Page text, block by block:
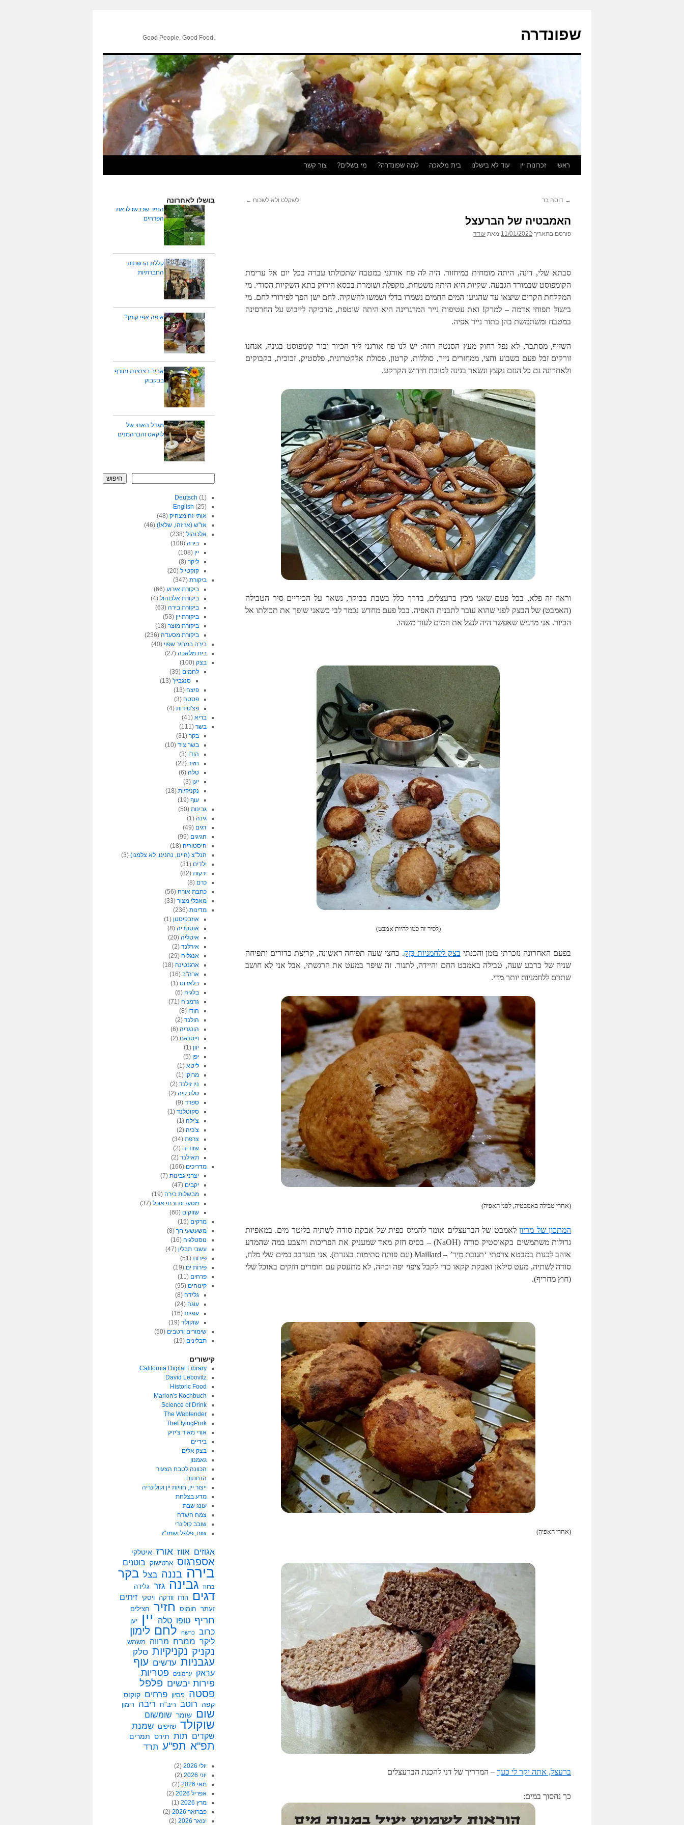
שפונדרה .Good People, Good Food
ראשי זכרונות יין עוד לא בישלנו בית מלאכה למה שפונדרה? מי בשלים? צור קשר
→ דוסה בר לשקלט ולא לשכוח ←
האמבטיה של הברעצל
פורסם בתאריך 11/01/2022 מאת עודד
סבתא שלי, דינה, היתה מומחית במיחזור. היה לה פח אורגני במטבח שתכולתו עברה בכל יום אל ערימת
הקומפוסט שבמורד הגבעה. שקיות היא היתה משטחת, מקפלת ושומרת בכסא הירוק בתא השקיות הסודי. מי
המקלחת הקרים שיצאו עד שהגיעו המים החמים נשמרו בדלי ושמשו להשקיה. לחם ישן הפך לפירורי לחם. מי
בישול תפוחי אדמה – למרק! ואת עטיפות נייר המרגרינה היא היתה שוטפת, מדביקה לייבוש על החרסינה
במטבח ומשתמשת בהן בתור נייר אפיה.
השזיף, מסתבר, לא נפל רחוק מעץ הסנטה רוזה: יש לנו פח אורגני ליד הכיור ובור קומפוסט בגינה, אנחנו
זורקים זבל פעם בשבוע וחצי, ממחזרים נייר, סוללות, קרטון, פסולת אלקטרונית, פלסטיק, זכוכית, בקבוקים
ולאחרונה גם כל הגזם נקצץ ונשאר בגינה לטובת חידוש הקרקע.
וראה זה פלא, בכל פעם שאני מכין ברעצלים, בדרך כלל בשבת בבוקר, נשאר על הכיריים סיר הטבילה
(האמבט) של הבצק לפני שהוא עובר לתבנית האפיה. בכל פעם מחדש נכמר לבי כשאני שופך את תכולתו אל
הכיור. אני מרגיש שאפשר היה לנצל את המים לעוד משהו.
(לסיר זה כמו להיות אמבט)
בפעם האחרונה נזכרתי בזמן והכנתי בצק ללחמניות בָּזָק. כחצי שעה תפיחה ראשונה, קריצת כדורים ותפיחה
שניה של כרבע שעה, טבילה באמבט החם והיידה, לתנור. זה שיפר במעט את הרגשתי, אבל אני לא חושב
שתרם ללחמניות יותר מדי.
(אחרי טבילה באמבטיה, לפני האפיה)
המתכון של מריוןלאמבט של הברעצלים אומר להמיס כפית של אבקת סודה לשתיה בליטר מים. במאפיות
גדולות משתמשים בקאוסטיק סודה (NaOH) – בסיס חזק מאד שמעניק את הפריכות והצבע במה שהמדע
אוהב לכנות במבטא צרפתי ‘תגובת מָיָר’ – Maillard (וגם פותח סתימות בצנרת). אני מערבב במים שלי מלח,
סודה לשתיה, מעט סילאן ואבקת קקאו כדי לקבל ציפוי יפה וכהה, לא מתעסק עם חומרים חזקים באוכל שלי
(חוץ מחריף).
(אחרי האפיה)
ברעצל, אתה יקר לי כעך – המדריך של דני להכנת הברעצלים
כך נחסוך במים:
בושלו לאחרונה
הנזיר שכבשו לו את
הפרחים
קללת הרשתות
החברתיות
איפה אפי קומן?
אביב בצנצנת וחורף
בבקבוק
מגדל האנוי של
לוקאס והברהמנים
חיפוש
Deutsch (1)
English (25)
אותי זה מצחיק(48)
אז"ש (אז זהו, שלא!)(46)
אלכוהול(238)
בירה (108)
יין (108)
ליקר (8)
קוקטייל (20)
ביקורת(347)
ביקורת אירוע (66)
ביקורת אלכוהול (4)
ביקורת בירה (63)
ביקורת יין (53)
ביקורת מוצר (18)
ביקורת מסעדה (236)
בירה במחיר שפוי (40)
בית מלאכה(27)
בצק(100)
לחמים (39)
סנגביץ'(13)
פיצה (13)
פסטה (3)
פצ'טידות (4)
בריא(41)
בשר(111)
בקר (31)
בשר ציד (10)
הודו (3)
חזיר (22)
טלה (6)
יען (3)
נקניקיות (18)
עוף (19)
גבינות(50)
גינה(1)
דגים (49)
הגיגים (99)
היסטוריה(18)
הנל"צ (היינו, נהנינו, לא צלמנו)(3)
ילדים (31)
ירקות(82)
כרם (8)
כתבת אורח (56)
מאכלי מצור(33)
מדינות(236)
אוזבקיסטן (1)
אוסטריה (8)
איטליה (20)
אירלנד (2)
אנגליה (29)
ארגנטינה (18)
ארה"ב (16)
בלארוס (1)
בלגיה (6)
גרמניה (71)
הודו (8)
הולנד (2)
הונגריה (6)
וייטנאם (2)
יוון (1)
יפן (5)
ליטא (1)
מרוקו (1)
ניו זילנד (2)
סלובקיה (2)
ספרד (9)
סקוטלנד (1)
צ'ילה (1)
צ'כיה (2)
צרפת (34)
שוודיה (2)
תאילנד (2)
מדריכים (166)
יצרני גבינות (7)
יקבים (47)
מבשלות בירה (19)
מסעדות ובתי אוכל (37)
שווקים (60)
מרקים (15)
משעשעי חך(8)
נוסטלגיה(16)
עשבי תבלין (47)
פירות(51)
פירות ים (19)
פרחים (11)
קינוחים (95)
גלידה (8)
עוגה (24)
עוגיות (16)
שוקולד (19)
שימורים ורטבים (50)
תבלינים (19)
קישורים
California Digital Library
David Lebovitz
Historic Food
Marion's Kochbuch
Science of Drink
The Webtender
TheFlyingPork
אורי מאיר צ'יזיק
בידיים
בצק אלים
גאמנון
הכוונה לטבח הצעיר
הנחתום
ייצור יין, חוויות יין וקולינריה
מדע בצלחת
עונג שבת
צמח השדה
שובב קולינרי
שום, פלפל ושמנ"ז
אגוזים אווז אורז איטלקי
אספרגוס ארטישוק בוטנים
בירה בננה בצל בקר
ברווז גבינה גזר גלידה
דגים הודו וודקה ויסקי זיתים
זעתר חומוס חזיר חצילים
חריף טופו טלה יין יען
כרוב כרשה לחם לימון
ליקר ממרח מרווה משמש
נקניק נקניקיות סלק
עגבניות עדשים עוף
עראק ערמונים
פטריות
פירות יבשים פלפל
פסטה פסיון פרחים קוקוס
קפה
רוטב ריב"ח ריבה רימון
שום שומר שומשום
שוקולד שזיפים שמנת
שקדים תות תירס תמרים
תפ"א תפ"ע תרד
יולי 2026
(2)
יוני 2026
(2)
מאי 2026
(2)
אפריל 2026
(2)
מרץ 2026
(1)
פברואר 2026
(2)
ינואר 2026
(2)